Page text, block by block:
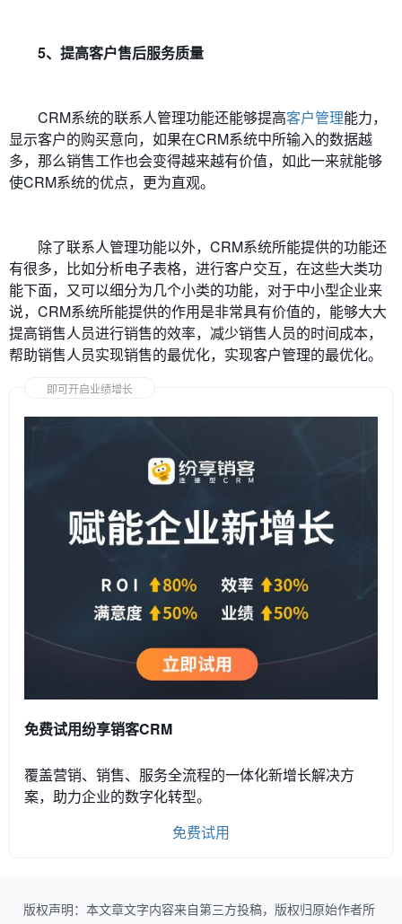
5、提高客户售后服务质量
CRM系统的联系人管理功能还能够提高客户管理能力，
显示客户的购买意向，如果在CRM系统中所输入的数据越
多，那么销售工作也会变得越来越有价值，如此一来就能够
使CRM系统的优点，更为直观。
除了联系人管理功能以外，CRM系统所能提供的功能还
有很多，比如分析电子表格，进行客户交互，在这些大类功
能下面，又可以细分为几个小类的功能，对于中小型企业来
说，CRM系统所能提供的作用是非常具有价值的，能够大大
提高销售人员进行销售的效率，减少销售人员的时间成本，
帮助销售人员实现销售的最优化，实现客户管理的最优化。
即可开启业绩增长
免费试用纷享销客CRM
覆盖营销、销售、服务全流程的一体化新增长解决方
案，助力企业的数字化转型。
免费试用
版权声明：本文章文字内容来自第三方投稿，版权归原始作者所